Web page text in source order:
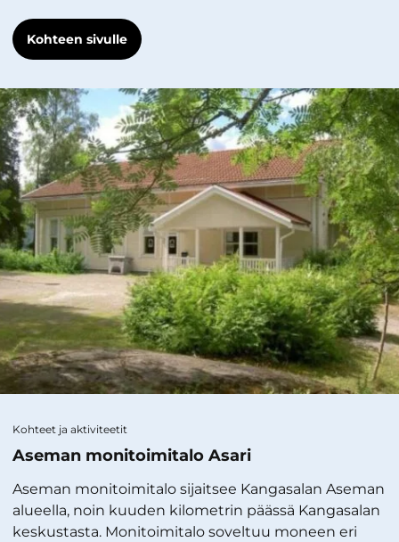
Kohteen sivulle
Kohteet ja aktiviteetit
Aseman monitoimitalo Asari
Aseman monitoimitalo sijaitsee Kangasalan Aseman
alueella, noin kuuden kilometrin päässä Kangasalan
keskustasta. Monitoimitalo soveltuu moneen eri